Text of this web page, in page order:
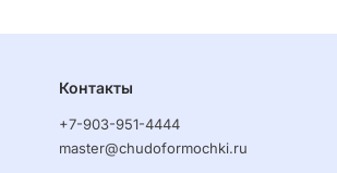
Контакты
+7-903-951-4444
master@chudoformochki.ru